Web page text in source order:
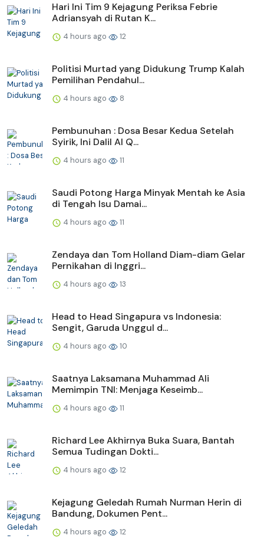
Hari Ini Tim 9 Kejagung Periksa Febrie
Adriansyah di Rutan K...
4 hours ago 12
Politisi Murtad yang Didukung Trump Kalah
Pemilihan Pendahul...
4 hours ago 8
Pembunuhan : Dosa Besar Kedua Setelah
Syirik, Ini Dalil Al Q...
4 hours ago 11
Saudi Potong Harga Minyak Mentah ke Asia
di Tengah Isu Damai...
4 hours ago 11
Zendaya dan Tom Holland Diam-diam Gelar
Pernikahan di Inggri...
4 hours ago 13
Head to Head Singapura vs Indonesia:
Sengit, Garuda Unggul d...
4 hours ago 10
Saatnya Laksamana Muhammad Ali
Memimpin TNI: Menjaga Keseimb...
4 hours ago 11
Richard Lee Akhirnya Buka Suara, Bantah
Semua Tudingan Dokti...
4 hours ago 12
Kejagung Geledah Rumah Nurman Herin di
Bandung, Dokumen Pent...
4 hours ago 12